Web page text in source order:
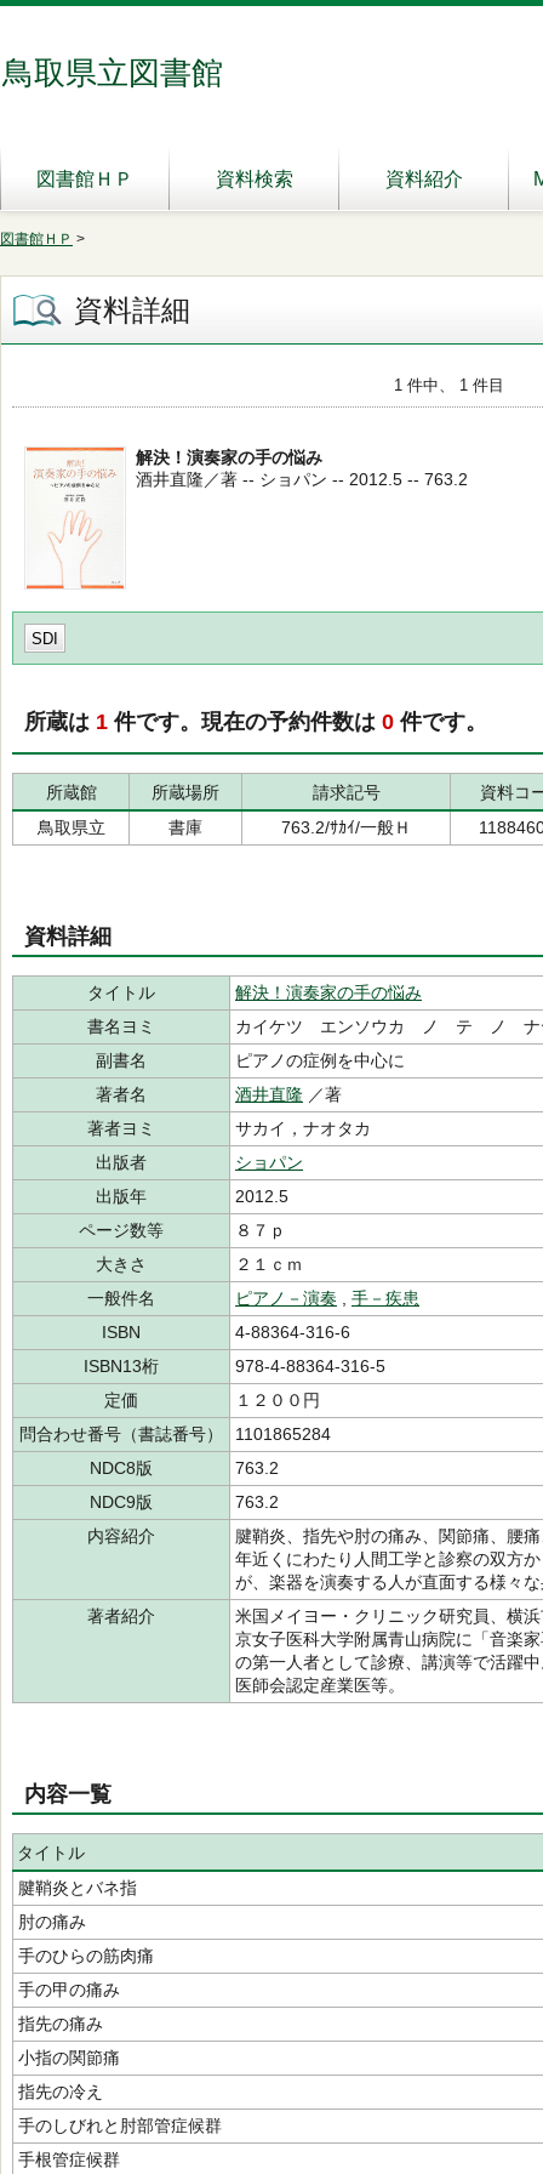
鳥取県立図書館
図書館ＨＰ 資料検索 資料紹介
図書館ＨＰ >
資料詳細
1 件中、 1 件目
解決！演奏家の手の悩み
酒井直隆／著 -- ショパン -- 2012.5 -- 763.2
SDI
所蔵は 1 件です。現在の予約件数は 0 件です。
所蔵館 所蔵場所 請求記号
資料コ
鳥取県立
書庫 763.2/ｻｶｲ/一般Ｈ
資料詳細
タイトル
解決！演奏家の手の悩み
書名ヨミ
カイケツ エンソウカ ノ テ ノ ナ
副書名
ピアノの症例を中心に
著者名
酒井直隆 ／著
著者ヨミ
サカイ，ナオタカ
出版者
ショパン
出版年
2012.5
ページ数等
８７ｐ
大きさ
２１ｃｍ
一般件名
ピアノ－演奏
手－疾患
ISBN
4-88364-316-6
ISBN13桁
978-4-88364-316-5
定価
１２００円
問合わせ番号（書誌番号）
1101865284
NDC8版
763.2
NDC9版
763.2
内容紹介
腱鞘炎、指先や肘の痛み、関節痛、腰
年近くにわたり人間工学と診察の双方
が、楽器を演奏する人が直面する様々
著者紹介
米国メイヨー・クリニック研究員、横
京女子医科大学附属青山病院に「音楽
の第一人者として診療、講演等で活躍
医師会認定産業医等。
内容一覧
タイトル
腱鞘炎とバネ指
肘の痛み
手のひらの筋肉痛
手の甲の痛み
指先の痛み
小指の関節痛
指先の冷え
手のしびれと肘部管症候群
手根管症候群